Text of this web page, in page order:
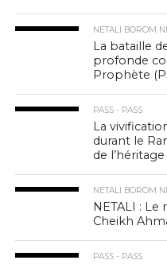
NETALI BOROM
La bataille
profonde
Prophète
PASS - PASS
La
durant le
de
NETALI BOROM
NETALI :
Cheikh
PASS - PASS